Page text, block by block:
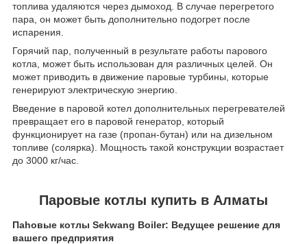
топлива удаляются через дымоход. В случае перегретого
пара, он может быть дополнительно подогрет после
испарения.
Горячий пар, полученный в результате работы парового
котла, может быть использован для различных целей. Он
может приводить в движение паровые турбины, которые
генерируют электрическую энергию.
Введение в паровой котел дополнительных перегревателей
превращает его в паровой генератор, который
функционирует на газе (пропан-бутан) или на дизельном
топливе (солярка). Мощность такой конструкции возрастает
до 3000 кг/час.
Паровые котлы купить в Алматы
Паhовые котлы Sekwang Boiler: Ведущее решение для
вашего предприятия